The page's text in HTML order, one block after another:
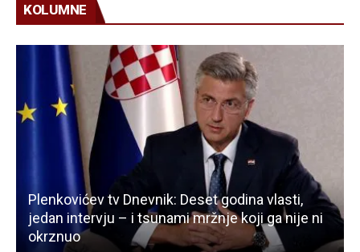
KOLUMNE
Plenkovićev tv Dnevnik: Deset godina vlasti,
jedan intervju – i tsunami mržnje koji ga nije ni
okrznuo